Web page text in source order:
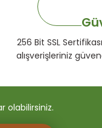
256 Bit SSL
alışverişleriniz
olabilirsiniz.